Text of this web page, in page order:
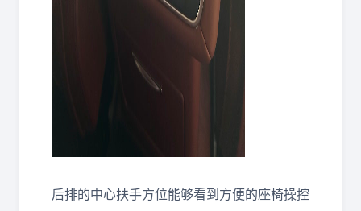
后排的中心扶手方位能够看到方便的座椅操控